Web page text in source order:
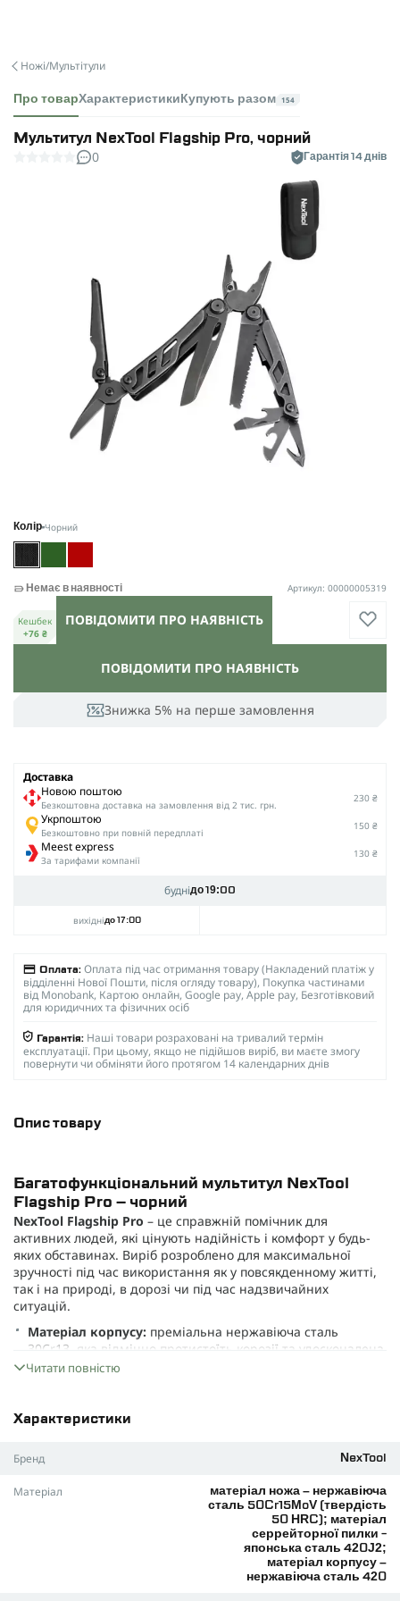
Ножі/Мультітули
Про товарХарактеристики Купують разом 154
Мультитул NexTool Flagship Pro, чорний
0 Гарантія 14 днів
Колір Чорний
Знижка 5% на перше замовлення
ПОВІДОМИТИ ПРО НАЯВНІСТЬ
Немає в наявності Артикул: 00000005319
Кешбек
+76 ₴
ПОВІДОМИТИ ПРО НАЯВНІСТЬ
Доставка
Новою поштою
Безкоштовна доставка на замовлення від 2 тис. грн.
230 ₴
Укрпоштою
Безкоштовно при повній передплаті
150 ₴
Meest express
За тарифами компанії
130 ₴
буднідо 19:00
вихіднідо 17:00
Оплата: Оплата під час отримання товару (Накладений платіж у
відділенні Нової Пошти, після огляду товару), Покупка частинами
від Monobank, Картою онлайн, Google pay, Apple pay, Безготівковий
для юридичних та фізичних осіб
Гарантія: Наші товари розраховані на тривалий термін
експлуатації. При цьому, якщо не підійшов виріб, ви маєте змогу
повернути чи обміняти його протягом 14 календарних днів
Опис товару
Багатофункціональний мультитул NexTool
Flagship Pro – чорний
NexTool Flagship Pro – це справжній помічник для
активних людей, які цінують надійність і комфорт у будь-
яких обставинах. Виріб розроблено для максимальної
зручності під час використання як у повсякденному житті,
так і на природі, в дорозі чи під час надзвичайних
ситуацій.
Матеріал корпусу: преміальна нержавіюча сталь
30Cr13, яка відмінно протистоїть корозії та удосконалена
для довготривалого використання.
після тривалого застосування.
виготовлена з японської сталі 420J2,
ефективно працює з деревиною діаметром до 20 мм
завдяки гострим подвійним зубцям.
у компактному корпусі. Ви
Міцні універсальні плоскогубці із функцією
Читати повністю
Характеристики
Бренд NexTool
Матеріал
матеріал ножа – нержавіюча
сталь 50Cr15MoV (твердість
50 HRC); матеріал
серрейторної пилки -
японська сталь 420J2;
матеріал корпусу –
нержавіюча сталь 420